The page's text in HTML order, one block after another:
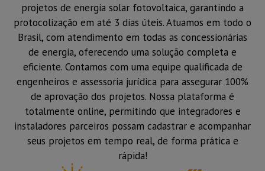
projetos de energia solar fotovoltaica, garantindo a
protocolização em até 3 dias úteis. Atuamos em todo o
Brasil, com atendimento em todas as concessionárias
de energia, oferecendo uma solução completa e
eficiente. Contamos com uma equipe qualificada de
engenheiros e assessoria jurídica para assegurar 100%
de aprovação dos projetos. Nossa plataforma é
totalmente online, permitindo que integradores e
instaladores parceiros possam cadastrar e acompanhar
seus projetos em tempo real, de forma prática e
rápida!